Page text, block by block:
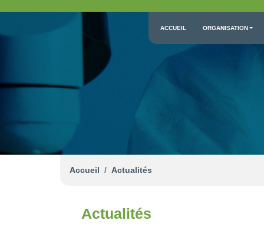
ACCUEIL ORGANISATION
Accueil Actualités
Actualités